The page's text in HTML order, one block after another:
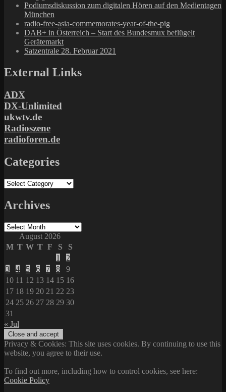
Podiumsdiskussion zum digitalen Hören auf den Medientagen
München
radio-free-asia-commemorates-year-of-the-pig
DAB+ in Österreich – Start des Bundesmux beflügelt
Gerätemarkt
Satzentrale 28. Februar 2021
External Links
ADX
DX-Unlimited
ukwtv.de
Radioszene
radioforen.de
Categories
Categories
Archives
Archives
August 2026
M T W T F S
S
1
2
3
4 5 6 7 8
9
10 11 12 13 14 15 16
17 18 19 20 21 22 23
24 25 26 27 28 29 30
31
« Jul
Privacy & Cookies: This site uses cookies. By continuing to use this
website, you agree to their use.
To find out more, including how to control cookies, see here:
Cookie Policy